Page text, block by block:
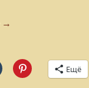
Хочу забыть…
→
Ещё